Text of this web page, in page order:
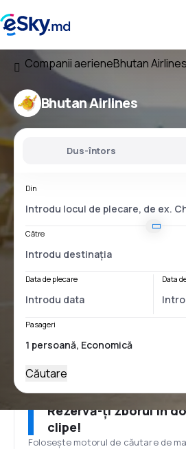
Companii aerieneBhutan Airlines
Bhutan Airlines
Dus-întors
Din
Către
Data de plecare Data
Pasageri
Căutare
Rezervă-ți zborul în
clipe!
Folosește motorul de căutare de